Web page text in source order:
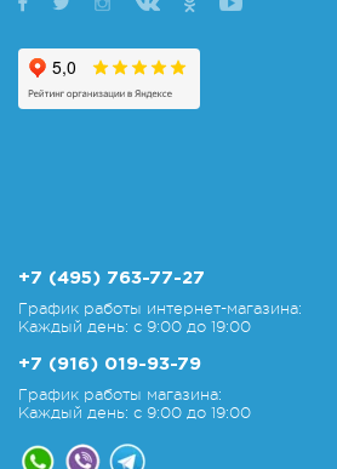
+7 (495) 763-77-27
График работы интернет-магазина:
Каждый день: с 9:00 до 19:00
+7 (916) 019-93-79
График работы магазина:
Каждый день: с 9:00 до 19:00